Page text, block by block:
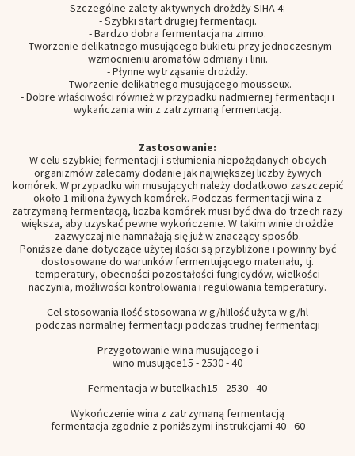
Szczególne zalety aktywnych drożdży SIHA 4:
- Szybki start drugiej fermentacji.
- Bardzo dobra fermentacja na zimno.
- Tworzenie delikatnego musującego bukietu przy jednoczesnym
wzmocnieniu aromatów odmiany i linii.
- Płynne wytrząsanie drożdży.
- Tworzenie delikatnego musującego mousseux.
- Dobre właściwości również w przypadku nadmiernej fermentacji i
wykańczania win z zatrzymaną fermentacją.
Zastosowanie:
W celu szybkiej fermentacji i stłumienia niepożądanych obcych
organizmów zalecamy dodanie jak największej liczby żywych
komórek. W przypadku win musujących należy dodatkowo zaszczepić
około 1 miliona żywych komórek. Podczas fermentacji wina z
zatrzymaną fermentacją, liczba komórek musi być dwa do trzech razy
większa, aby uzyskać pewne wykończenie. W takim winie drożdże
zazwyczaj nie namnażają się już w znaczący sposób.
Poniższe dane dotyczące użytej ilości są przybliżone i powinny być
dostosowane do warunków fermentującego materiału, tj.
temperatury, obecności pozostałości fungicydów, wielkości
naczynia, możliwości kontrolowania i regulowania temperatury.
Cel stosowania Ilość stosowana w g/hlIlość użyta w g/hl
podczas normalnej fermentacji podczas trudnej fermentacji
Przygotowanie wina musującego i
wino musujące15 - 2530 - 40
Fermentacja w butelkach15 - 2530 - 40
Wykończenie wina z zatrzymaną fermentacją
fermentacja zgodnie z poniższymi instrukcjami 40 - 60